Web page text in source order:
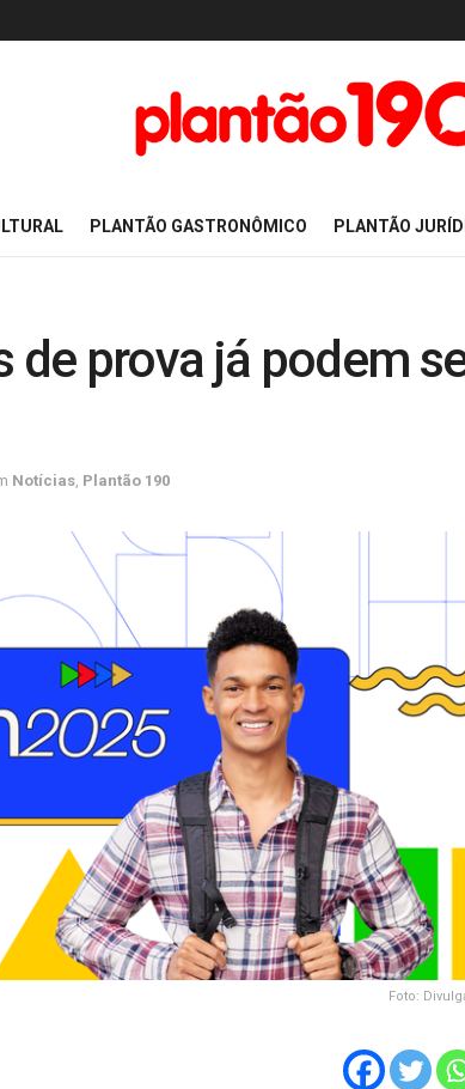
PLANTÃO GASTRONÔMICO PLANTÃO
de prova já podem
Notícias Plantão 190
Foto: